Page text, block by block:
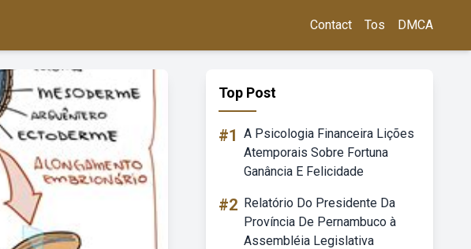
Contact Tos DMCA
Top Post
#1 A Psicologia Financeira Lições
Atemporais Sobre Fortuna
Ganância E Felicidade
#2 Relatório Do Presidente Da
Província De Pernambuco à
Assembléia Legislativa